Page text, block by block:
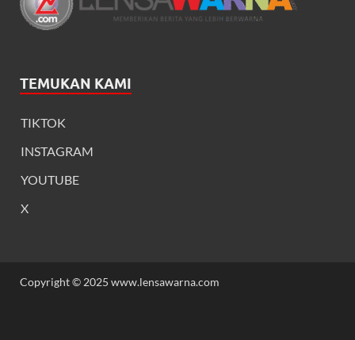
TEMUKAN KAMI
TIKTOK
INSTAGRAM
YOUTUBE
X
Copyright © 2025 www.lensawarna.com